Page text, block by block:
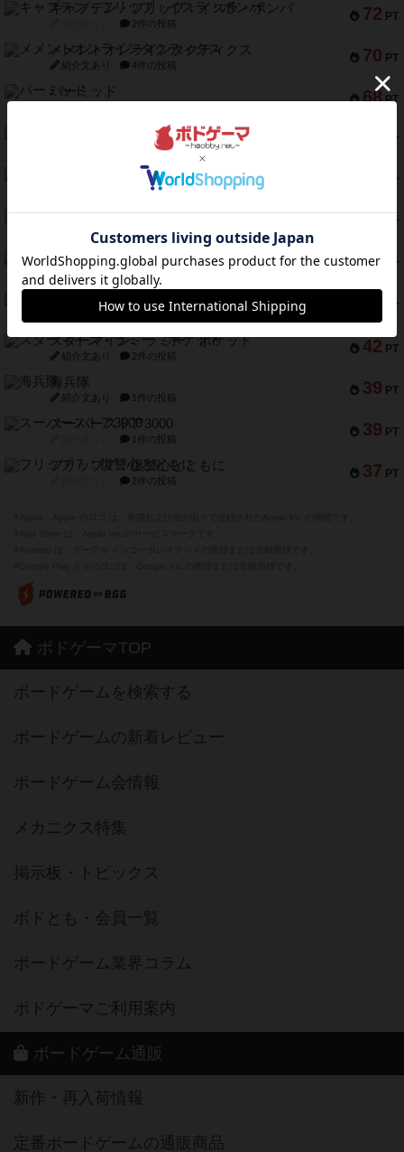
72 PT
キャプテン・フリップ：イスラ・ボンバ
2件の投稿
70 PT
メメントオンラインタクティクス
紹介文あり 4件の投稿
68 PT
パーミッド
PT
1件の投稿
PT
セミファイナル ～お前はまだ生きている～
1件の投稿
PT
ふたつの街の物語
紹介文あり 18件の投稿
50 PT
クランク! ：冒険者たち（拡張）
紹介文あり 4件の投稿
PT
とうほうの！
42 PT
スターマイン・ラミー ポケット
紹介文あり 2件の投稿
39 PT
海兵隊
紹介文あり 1件の投稿
39 PT
スーパーストア3000
1件の投稿
37 PT
フリップ７：復讐心とともに
2件の投稿
ボドゲーマTOP
ボードゲームを検索する
ボードゲームの新着レビュー
ボードゲーム会情報
メカニクス特集
掲示板・トピックス
ボドとも・会員一覧
ボードゲーム業界コラム
ボドゲーマご利用案内
ボードゲーム通販
新作・再入荷情報
定番ボードゲームの通販商品